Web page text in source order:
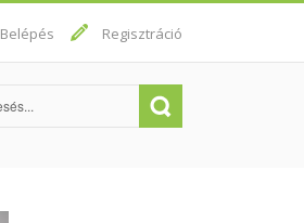
Belépés Regisztráció